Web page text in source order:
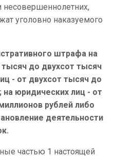
уголовно наказуемого
штрафа на
до двухсот тысяч
- от двухсот тысяч до
юридических лиц - от
рублей либо
деятельности
частью 1 настоящей